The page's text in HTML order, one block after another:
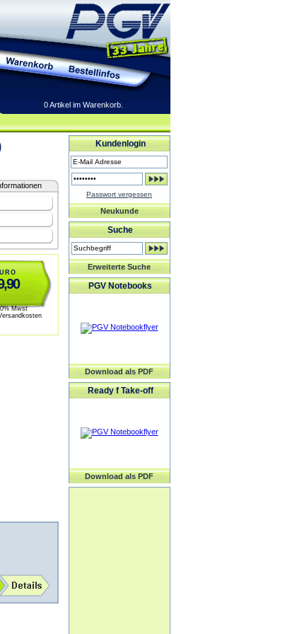
0 Artikel im Warenkorb.
Mwst
Kundenlogin
Passwort vergessen
Neukunde
Suche
Erweiterte Suche
PGV Notebooks
Download als PDF
Ready f Take-off
Download als PDF